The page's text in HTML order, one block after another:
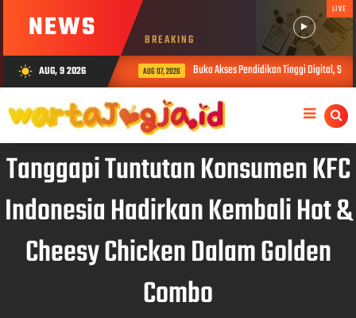
NEWS BREAKING
LIVE
wb_sunny AUG, 9 2026 AUG 07, 2026 Buka Akses Pendidikan Tinggi Digital,
Tanggapi Tuntutan Konsumen KFC
Indonesia Hadirkan Kembali Hot &
Cheesy Chicken Dalam Golden
Combo